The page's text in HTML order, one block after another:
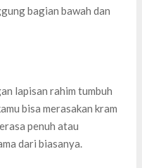
bagian bawah dan
lapisan rahim tumbuh
bisa merasakan kram
penuh atau
dari biasanya.